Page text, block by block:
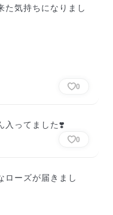
た気持ちになりまし
0
入ってました❣️
0
ローズが届きまし